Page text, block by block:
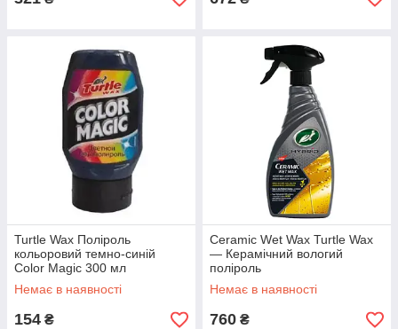
Turtle Wax Поліроль
кольоровий темно-синій
Color Magic 300 мл
Розпродаж!
Немає в наявності
154 ₴
Ceramic Wet Wax Turtle Wax
— Керамічний вологий
поліроль
Немає в наявності
760 ₴